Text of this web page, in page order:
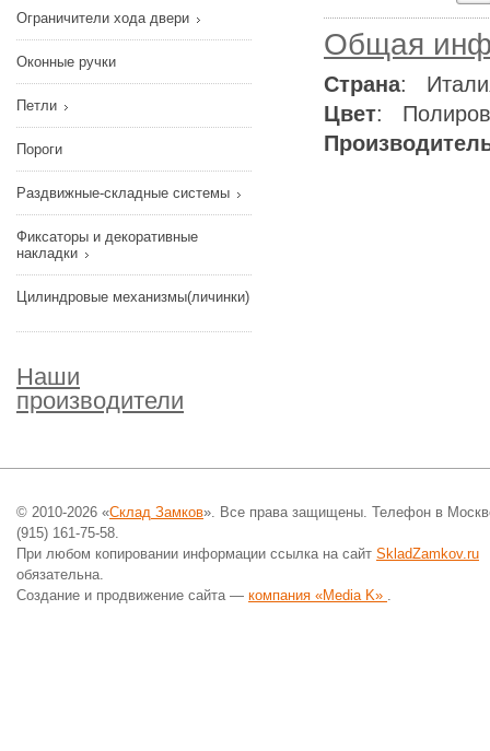
Ограничители хода двери
Оконные ручки
Петли
Пороги
Раздвижные-складные системы
Фиксаторы и декоративные
накладки
Цилиндровые механизмы(личинки)
Наши
производители
Общая
Страна:
Цвет:
© 2010-2026 «Склад Замков». Все права защищены. Телефон в
(915) 161-75-58.
При любом копировании информации ссылка на сайт SkladZamkov.ru
обязательна.
Создание и продвижение сайта — компания «Media K» .